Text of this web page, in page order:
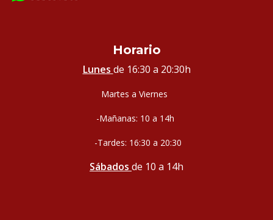
Horario
Lunes de 16:30 a 20:30h
Martes a Viernes
-Mañanas: 10 a 14h
-Tardes: 16:30 a 20:30
Sábados de 10 a 14h